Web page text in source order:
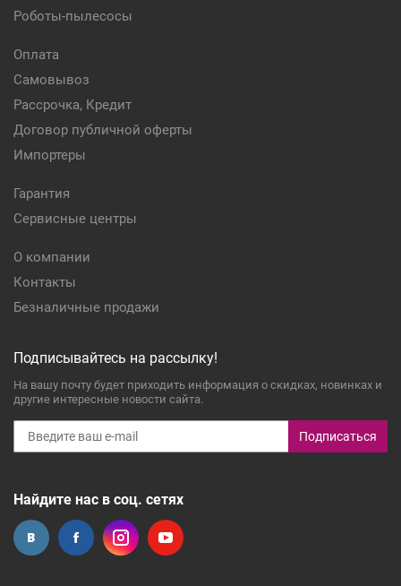
Роботы-пылесосы
Оплата
Самовывоз
Рассрочка, Кредит
Договор публичной оферты
Импортеры
Гарантия
Сервисные центры
О компании
Контакты
Безналичные продажи
Подписывайтесь на рассылку!
На вашу почту будет приходить информация о скидках, новинках и
другие интересные новости сайта.
Подписаться
Найдите нас в соц. сетях